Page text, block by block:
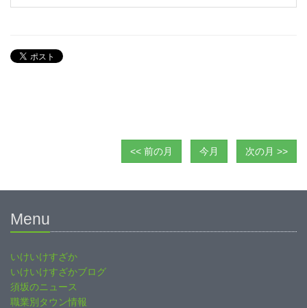
<< 前の月 今月 次の月 >>
Menu
いけいけすざか
いけいけすざかブログ
須坂のニュース
職業別タウン情報